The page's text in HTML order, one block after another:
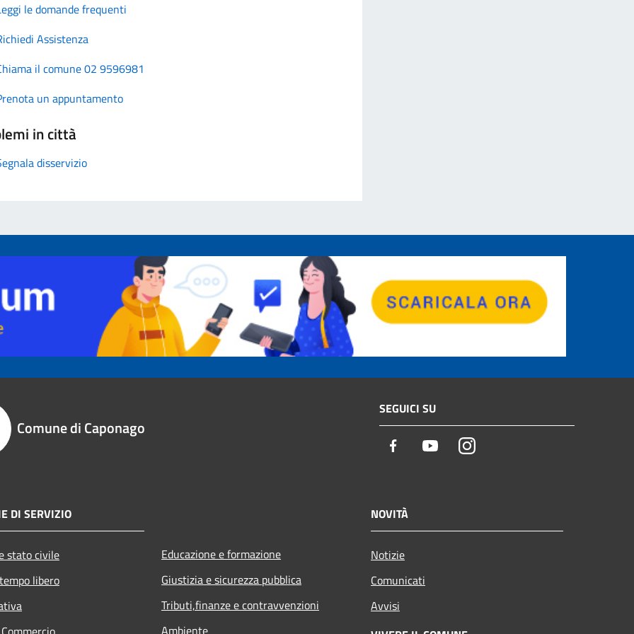
le domande frequenti
Assistenza
il comune 02 9596981
un appuntamento
in città
disservizio
Comune di Caponago
SEGUICI SU
Facebook YoutubeInstagram
DI SERVIZIO
stato civile
libero
Educazione e formazione
Giustizia e sicurezza pubblica
Tributi,finanze e contravvenzioni
Ambiente
NOVITÀ
Notizie
Comunicati
Avvisi